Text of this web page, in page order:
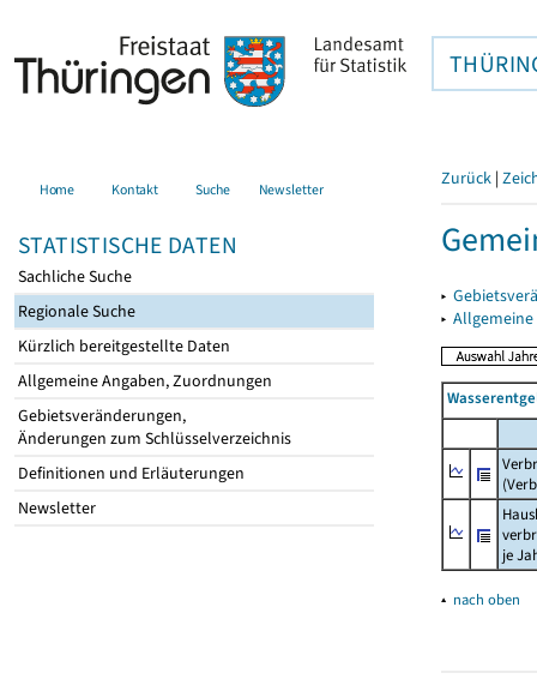
Home Kontakt Suche Newsletter
STATISTISCHE DATEN
Sachliche Suche
Regionale Suche
Kürzlich bereitgestellte Daten
Allgemeine Angaben, Zuordnungen
Gebietsveränderungen,
Änderungen zum Schlüsselverzeichnis
Definitionen und Erläuterungen
Newsletter
Zurück |
▸
▸
je
▴ nach oben